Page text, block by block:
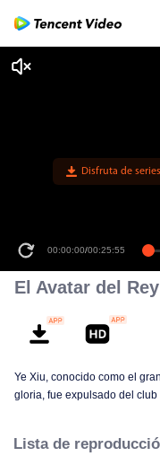
00:00:00/00:25:55
El Avatar del
Ye Xiu, conocido como el
gloria, fue expulsado del club
juego del rey de la gloria de
Lista de